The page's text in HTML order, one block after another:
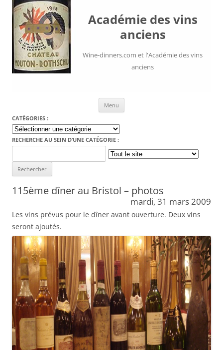
Académie des vins
anciens
Wine-dinners.com et l'Académie des vins
anciens
Menu
CATÉGORIES :
Catégories
:
RECHERCHE AU SEIN D’UNE CATÉGORIE :
for:
115ème dîner au Bristol – photos
mardi, 31 mars 2009
Les vins prévus pour le dîner avant ouverture. Deux vins
seront ajoutés.